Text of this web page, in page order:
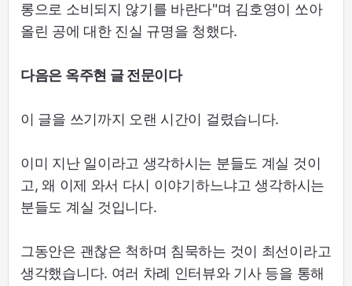
롱으로 소비되지 않기를 바란다"며 김호영이 쏘아
올린 공에 대한 진실 규명을 청했다.
다음은 옥주현 글 전문이다
이 글을 쓰기까지 오랜 시간이 걸렸습니다.
이미 지난 일이라고 생각하시는 분들도 계실 것이
고, 왜 이제 와서 다시 이야기하느냐고 생각하시는
분들도 계실 것입니다.
그동안은 괜찮은 척하며 침묵하는 것이 최선이라고
생각했습니다. 여러 차례 인터뷰와 기사 등을 통해